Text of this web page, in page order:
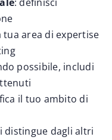
tua area di expertise
possibile, includi
il tuo ambito di
distingue dagli altri